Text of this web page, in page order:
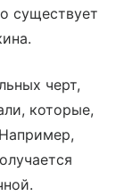
существует
черт,
которые,